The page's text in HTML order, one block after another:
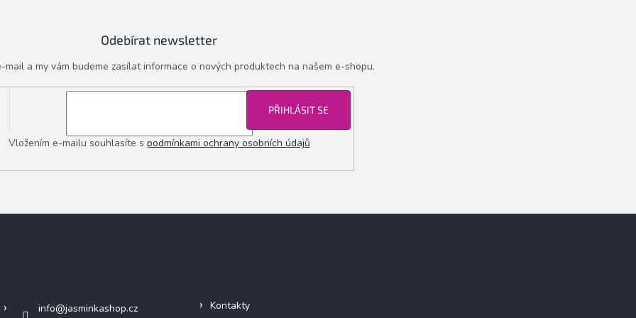
Odebírat newsletter
mail a my vám budeme zasílat informace o nových produktech na našem e-shopu.
Vložením e-mailu souhlasíte s podmínkami ochrany osobních údajů
PŘIHLÁSIT SE
info@jasminkashop.cz
Kontakty